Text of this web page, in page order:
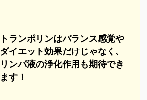
トランポリンはバランス感覚や
ダイエット効果だけじゃなく、
リンパ液の浄化作用も期待でき
ます！